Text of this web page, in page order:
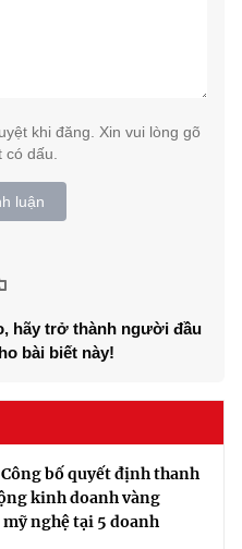
khi đăng. Xin vui lòng gõ
có dấu.
luận
hãy trở thành người đầu
bài biết này!
bố quyết định thanh
kinh doanh vàng
nghệ tại 5 doanh